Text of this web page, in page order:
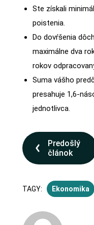
Ste získali
poistenia.
Do dovŕšenia
maximálne dva
rokov
Suma vášho
presahuje 1,6-
jednotlivca.
Predošlý
článok
TAGY: Ekonomika